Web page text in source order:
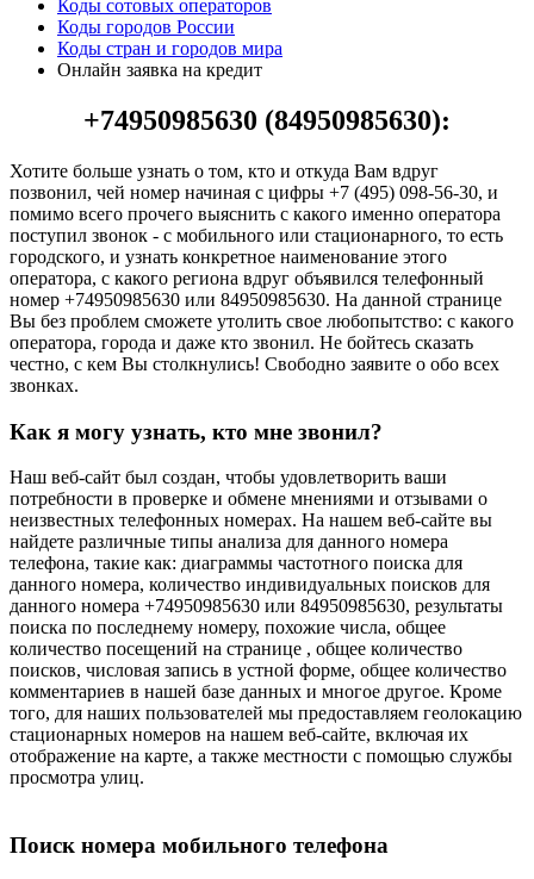
Коды сотовых операторов
Коды городов России
Коды стран и городов мира
Онлайн заявка на кредит
+74950985630 (84950985630):
Хотите больше узнать о том, кто и откуда Вам вдруг
позвонил, чей номер начиная с цифры +7 (495) 098-56-30, и
помимо всего прочего выяснить с какого именно оператора
поступил звонок - с мобильного или стационарного, то есть
городского, и узнать конкретное наименование этого
оператора, с какого региона вдруг объявился телефонный
номер +74950985630 или 84950985630. На данной странице
Вы без проблем сможете утолить свое любопытство: с какого
оператора, города и даже кто звонил. Не бойтесь сказать
честно, с кем Вы столкнулись! Свободно заявите о обо всех
звонках.
Как я могу узнать, кто мне звонил?
Наш веб-сайт был создан, чтобы удовлетворить ваши
потребности в проверке и обмене мнениями и отзывами о
неизвестных телефонных номерах. На нашем веб-сайте вы
найдете различные типы анализа для данного номера
телефона, такие как: диаграммы частотного поиска для
данного номера, количество индивидуальных поисков для
данного номера +74950985630 или 84950985630, результаты
поиска по последнему номеру, похожие числа, общее
количество посещений на странице , общее количество
поисков, числовая запись в устной форме, общее количество
комментариев в нашей базе данных и многое другое. Кроме
того, для наших пользователей мы предоставляем геолокацию
стационарных номеров на нашем веб-сайте, включая их
отображение на карте, а также местности с помощью службы
просмотра улиц.
Поиск номера мобильного телефона